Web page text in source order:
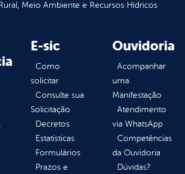
Meio Ambiente e Recursos Hídricos
E-sic
Como
solicitar
Consulte sua
Solicitação
Decretos
Estatísticas
Formulários
Prazos e
Ouvidoria
Acompanhar
uma
Manifestação
Atendimento
via WhatsApp
Competências
da Ouvidoria
Dúvidas?